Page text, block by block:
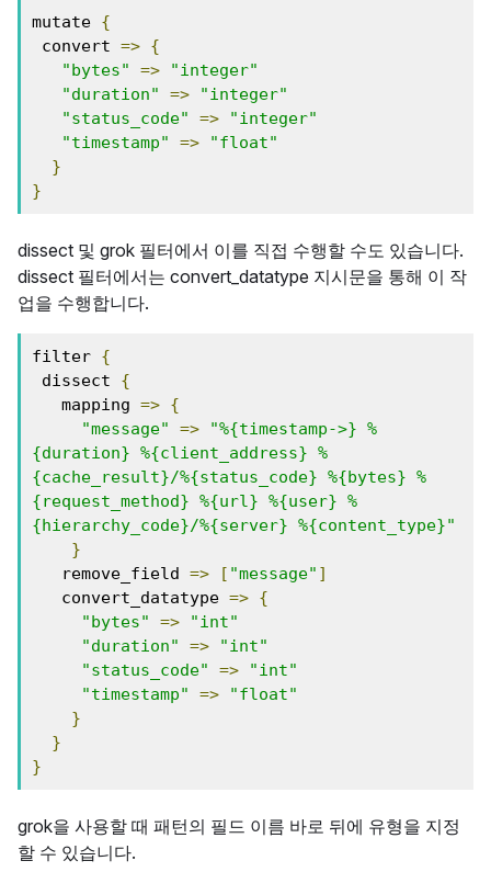
mutate {
convert => {
"bytes"
=>
"integer"
"duration"
=>
"integer"
"status_code"
=>
"integer"
"timestamp"
=>
"float"
}
}
dissect 및 grok 필터에서 이를 직접 수행할 수도 있습니다.
dissect 필터에서는 convert_datatype 지시문을 통해 이 작
업을 수행합니다.
filter {
dissect {
   mapping
=> {
"message"
=>
"%{timestamp->} %
{duration} %{client_address} %
{cache_result}/%{status_code} %{bytes} %
{request_method} %{url} %{user} %
{hierarchy_code}/%{server} %{content_type}"
}
   remove_field
=> [ "message" ]
   convert_datatype
=> {
"bytes"
=>
"int"
"duration"
=>
"int"
"status_code"
=>
"int"
"timestamp"
=>
"float"
}
}
}
grok을 사용할 때 패턴의 필드 이름 바로 뒤에 유형을 지정
할 수 있습니다.